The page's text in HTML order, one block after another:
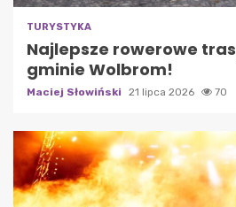
TURYSTYKA
Najlepsze rowerowe
gminie Wolbrom!
Maciej Słowiński 21 lipca 2026 70